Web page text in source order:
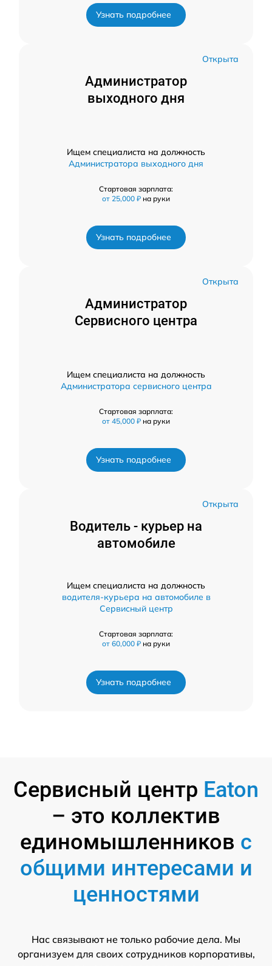
Узнать подробнее
Открыта
Администратор
выходного дня
Ищем специалиста на должность
Администратора выходного дня
Стартовая зарплата:
от 25,000 ₽ на руки
Узнать подробнее
Открыта
Администратор
Сервисного центра
Ищем специалиста на должность
Администратора сервисного центра
Стартовая зарплата:
от 45,000 ₽ на руки
Узнать подробнее
Открыта
Водитель - курьер на
автомобиле
Ищем специалиста на должность
водителя-курьера на автомобиле в
Сервисный центр
Стартовая зарплата:
от 60,000 ₽ на руки
Узнать подробнее
Сервисный центр Eaton
– это коллектив
единомышленников с
общими интересами и
ценностями
Нас связывают не только рабочие дела. Мы
организуем для своих сотрудников корпоративы,